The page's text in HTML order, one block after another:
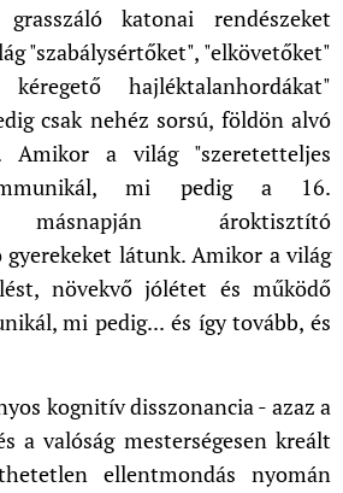
katonai rendészeket
"szabálysértőket", "elkövetőket"
hajléktalanhordákat"
csak nehéz sorsú, földön alvó
Amikor a világ "szeretetteljes
mi pedig a 16.
másnapján ároktisztító
látunk. Amikor a világ
növekvő jólétet és működő
mi pedig... és így tovább, és
kognitív disszonancia - azaz a
a valóság mesterségesen kreált
ellentmondás nyomán